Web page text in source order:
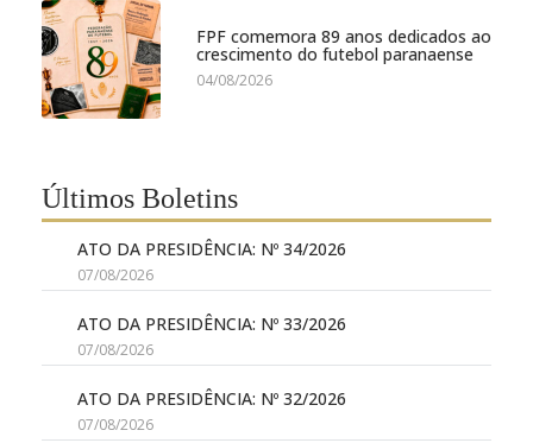
FPF comemora 89 anos dedicados ao
crescimento do futebol paranaense
04/08/2026
Últimos Boletins
ATO DA PRESIDÊNCIA: Nº 34/2026
07/08/2026
ATO DA PRESIDÊNCIA: Nº 33/2026
07/08/2026
ATO DA PRESIDÊNCIA: Nº 32/2026
07/08/2026